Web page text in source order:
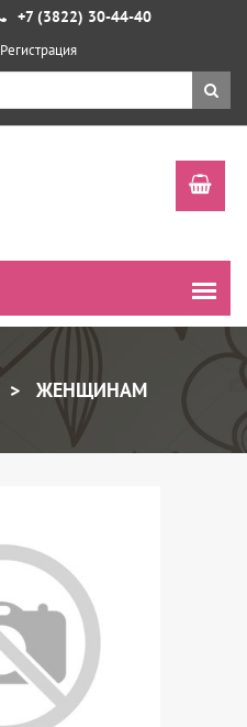
+7 (3822) 30-44-40
Регистрация
ЖЕНЩИНАМ